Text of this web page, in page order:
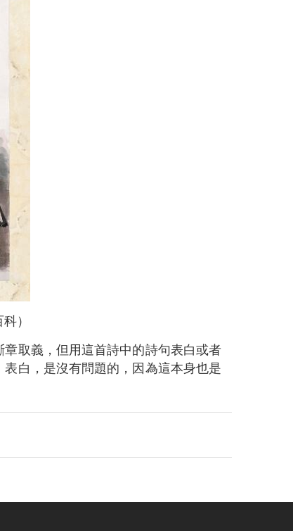
）
取義，但用這首詩中的詩句表白或者
白，是沒有問題的，因為這本身也是